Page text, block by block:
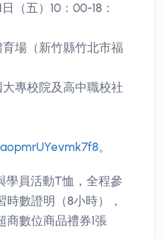
（五）10：00-18：
場（新竹縣竹北市福
專校院及高中職校社
。
員活動T恤，全程參
數證明（8小時），
商數位商品禮券1張